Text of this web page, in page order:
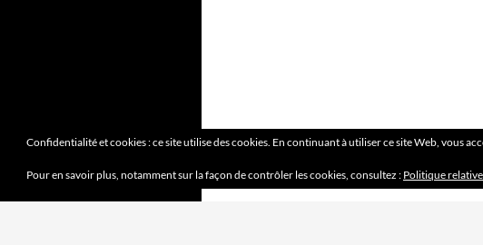
Confidentialité et cookies : ce site utilise des cookies. En continuant à utiliser ce site Web, vous
Pour en savoir plus, notamment sur la façon de contrôler les cookies, consultez : Politique